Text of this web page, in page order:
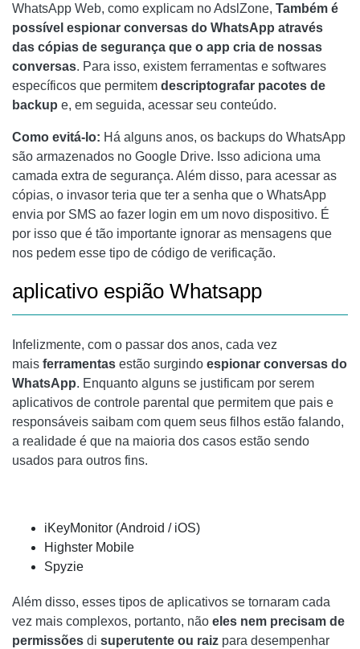
WhatsApp Web, como explicam no AdslZone, Também é
possível espionar conversas do WhatsApp através
das cópias de segurança que o app cria de nossas
conversas. Para isso, existem ferramentas e softwares
específicos que permitem descriptografar pacotes de
backup e, em seguida, acessar seu conteúdo.
Como evitá-lo: Há alguns anos, os backups do WhatsApp
são armazenados no Google Drive. Isso adiciona uma
camada extra de segurança. Além disso, para acessar as
cópias, o invasor teria que ter a senha que o WhatsApp
envia por SMS ao fazer login em um novo dispositivo. É
por isso que é tão importante ignorar as mensagens que
nos pedem esse tipo de código de verificação.
aplicativo espião Whatsapp
Infelizmente, com o passar dos anos, cada vez
mais ferramentas estão surgindo espionar conversas do
WhatsApp. Enquanto alguns se justificam por serem
aplicativos de controle parental que permitem que pais e
responsáveis ​​saibam com quem seus filhos estão falando,
a realidade é que na maioria dos casos estão sendo
usados ​​para outros fins.
iKeyMonitor (Android / iOS)
Highster Mobile
Spyzie
Além disso, esses tipos de aplicativos se tornaram cada
vez mais complexos, portanto, não eles nem precisam de
permissões di superutente ou raiz para desempenhar